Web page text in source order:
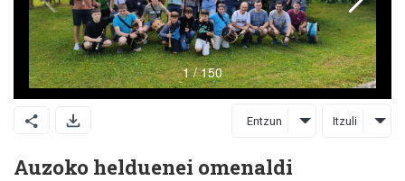
Entzun Itzuli
Auzoko helduenei omenaldi